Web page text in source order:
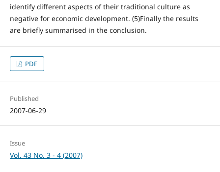
identify different aspects of their traditional culture as
negative for economic development. (5)Finally the results
are briefly summarised in the conclusion.
PDF
Published
2007-06-29
Issue
Vol. 43 No. 3 - 4 (2007)